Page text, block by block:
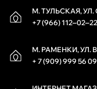
М. ТУЛЬСКАЯ,
+7 (966) 112‒02‒22
М. РАМЕНКИ, УЛ.
+ 7 (909) 999 56 09